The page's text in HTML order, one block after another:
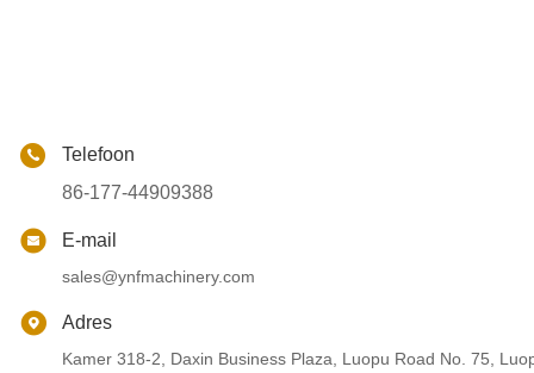
Telefoon
86-177-44909388
E-mail
sales@ynfmachinery.com
Adres
Kamer 318-2, Daxin Business Plaza, Luopu Road No. 75,